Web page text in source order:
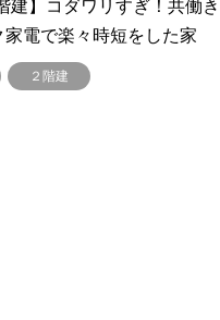
建】コダワリすぎ！共働き
家電で楽々時短をした家
リブワーク～】
２階建